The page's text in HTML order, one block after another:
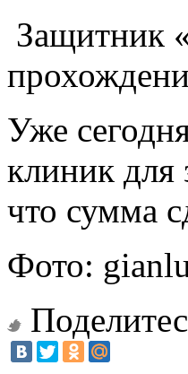
Защитник
Уже
клиник для
что сумма
Фото: